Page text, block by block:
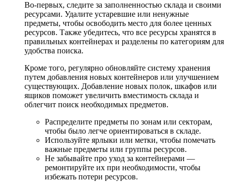
Во-первых, следите за заполненностью склада и своими
ресурсами. Удалите устаревшие или ненужные
предметы, чтобы освободить место для более ценных
ресурсов. Также убедитесь, что все ресурсы хранятся в
правильных контейнерах и разделены по категориям для
удобства поиска.
Кроме того, регулярно обновляйте систему хранения
путем добавления новых контейнеров или улучшением
существующих. Добавление новых полок, шкафов или
ящиков поможет увеличить вместимость склада и
облегчит поиск необходимых предметов.
Распределите предметы по зонам или секторам,
чтобы было легче ориентироваться в складе.
Используйте ярлыки или метки, чтобы помечать
важные предметы или группы ресурсов.
Не забывайте про уход за контейнерами —
ремонтируйте их при необходимости, чтобы
избежать потери ресурсов.